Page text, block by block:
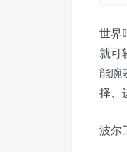
世界
就可
能腕
择、
波尔